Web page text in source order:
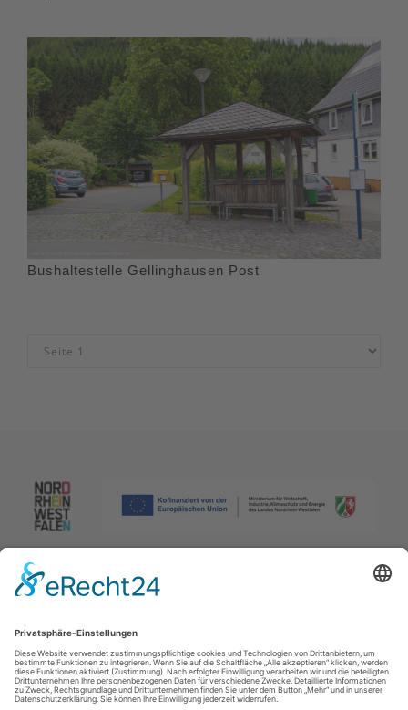
Bushaltestelle Gellinghausen Post
Impressum|Datenschutzerklärung|Barrierefreiheitserklärung|
Kontakt